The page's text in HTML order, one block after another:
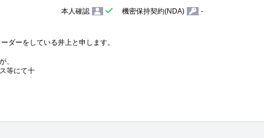
本人確認
機密保持契約(NDA) -
ダーをしている井上と申します。
、
等にて十